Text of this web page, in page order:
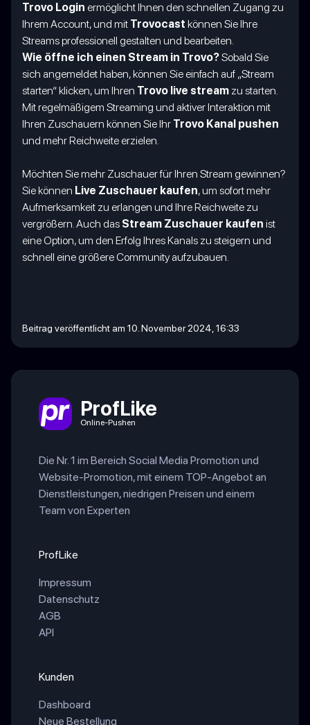
Trovo Login ermöglicht Ihnen den schnellen Zugang zu
Ihrem Account, und mit Trovocast können Sie Ihre
Streams professionell gestalten und bearbeiten.
Wie öffne ich einen Stream in Trovo?Sobald Sie
sich angemeldet haben, können Sie einfach auf „Stream
starten“ klicken, um Ihren Trovo live stream zu starten.
Mit regelmäßigem Streaming und aktiver Interaktion mit
Ihren Zuschauern können Sie Ihr Trovo Kanal pushen
und mehr Reichweite erzielen.
Möchten Sie mehr Zuschauer für Ihren Stream gewinnen?
Sie können Live Zuschauer kaufen, um sofort mehr
Aufmerksamkeit zu erlangen und Ihre Reichweite zu
vergrößern. Auch das Stream Zuschauer kaufen ist
eine Option, um den Erfolg Ihres Kanals zu steigern und
schnell eine größere Community aufzubauen.
Beitrag veröffentlicht am 10. November 2024, 16:33
ProfLike
Online-Pushen
Die Nr. 1 im Bereich Social Media Promotion und
Website-Promotion, mit einem TOP-Angebot an
Dienstleistungen, niedrigen Preisen und einem
Team von Experten
ProfLike
Impressum
Datenschutz
AGB
API
Kunden
Dashboard
Neue Bestellung